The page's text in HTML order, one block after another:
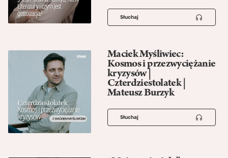
Słuchaj
Maciek Myśliwiec:
Kosmos i przezwyciężanie
kryzysów |
Czterdziestolatek |
Mateusz Burzyk
Słuchaj